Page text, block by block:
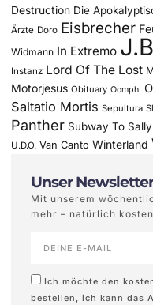
Destruction Die
Ärzte Doro Eisbrecher
Widmann In Extremo
Instanz Lord Of The Lost
Motorjesus Obituary Oomph!
Saltatio Mortis Sepultura
Panther Subway To Sally
U.D.O. Van Canto Winterland
Unser
Mit unserem
mehr – natürlich
Ich möchte den
bestellen, ich kann das